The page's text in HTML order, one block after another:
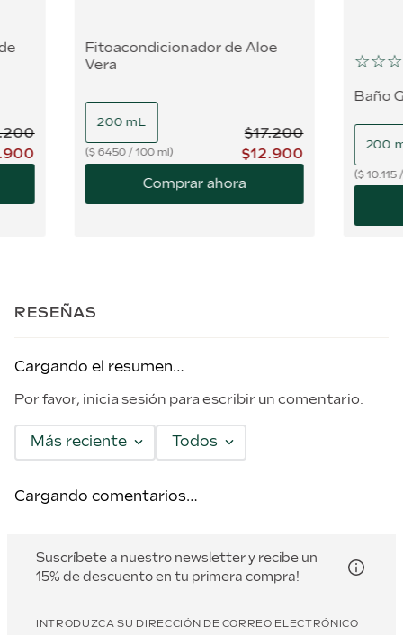
.200
.900
Fitoacondicionador de Aloe
Vera
200 mL
$ 6450/100 ml
$17.200
$12.900
Comprar ahora
☆☆☆
Baño
200
$10.115
RESEÑAS
Cargando el resumen…
Por favor, inicia sesión para escribir un comentario.
Más reciente Todos
Cargando comentarios…
Suscríbete a nuestro newsletter y recibe un
15% de descuento en tu primera compra!
INTRODUZCA SU DIRECCIÓN DE CORREO ELECTRÓNICO